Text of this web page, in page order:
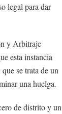
legal para dar
y Arbitraje
esta instancia
se trata de un
una huelga.
de distrito y un